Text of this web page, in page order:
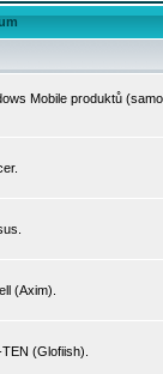
Mobile produktů
(Axim).
(Glofiish).